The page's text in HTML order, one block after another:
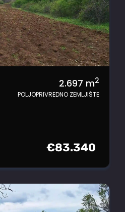
2.697 m2
POLJOPRIVREDNO ZEMLJIŠTE
€83.340